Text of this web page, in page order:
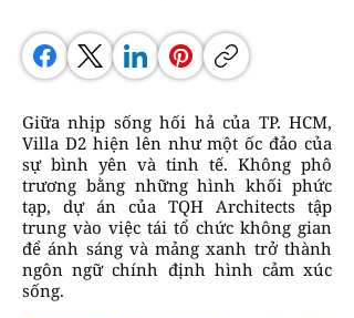
Giữa nhịp sống hối hả của TP. HCM,
Villa D2 hiện lên như một ốc đảo của
sự bình yên và tinh tế. Không phô
trương bằng những hình khối phức
tạp, dự án của TQH Architects tập
trung vào việc tái tổ chức không gian
để ánh sáng và mảng xanh trở thành
ngôn ngữ chính định hình cảm xúc
sống.